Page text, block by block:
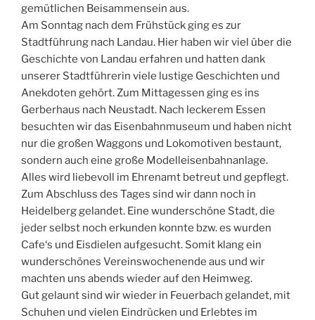
gemütlichen Beisammensein aus.
Am Sonntag nach dem Frühstück ging es zur
Stadtführung nach Landau. Hier haben wir viel über die
Geschichte von Landau erfahren und hatten dank
unserer Stadtführerin viele lustige Geschichten und
Anekdoten gehört. Zum Mittagessen ging es ins
Gerberhaus nach Neustadt. Nach leckerem Essen
besuchten wir das Eisenbahnmuseum und haben nicht
nur die großen Waggons und Lokomotiven bestaunt,
sondern auch eine große Modelleisenbahnanlage.
Alles wird liebevoll im Ehrenamt betreut und gepflegt.
Zum Abschluss des Tages sind wir dann noch in
Heidelberg gelandet. Eine wunderschöne Stadt, die
jeder selbst noch erkunden konnte bzw. es wurden
Cafe‘s und Eisdielen aufgesucht. Somit klang ein
wunderschönes Vereinswochenende aus und wir
machten uns abends wieder auf den Heimweg.
Gut gelaunt sind wir wieder in Feuerbach gelandet, mit
Schuhen und vielen Eindrücken und Erlebtes im